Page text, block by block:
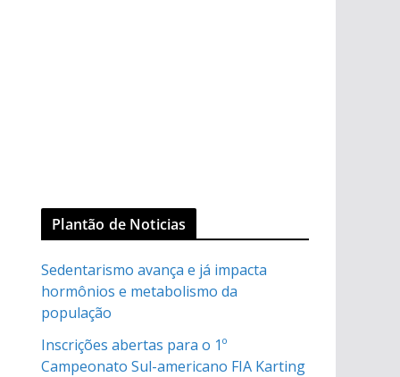
Plantão de Noticias
Sedentarismo avança e já impacta
hormônios e metabolismo da
população
Inscrições abertas para o 1º
Campeonato Sul-americano FIA Karting